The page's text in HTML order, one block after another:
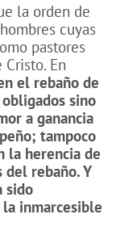
la orden de
cuyas
pastores
En
el rebaño de
sino
a ganancia
tampoco
la herencia de
del rebaño. Y
sido
inmarcesible